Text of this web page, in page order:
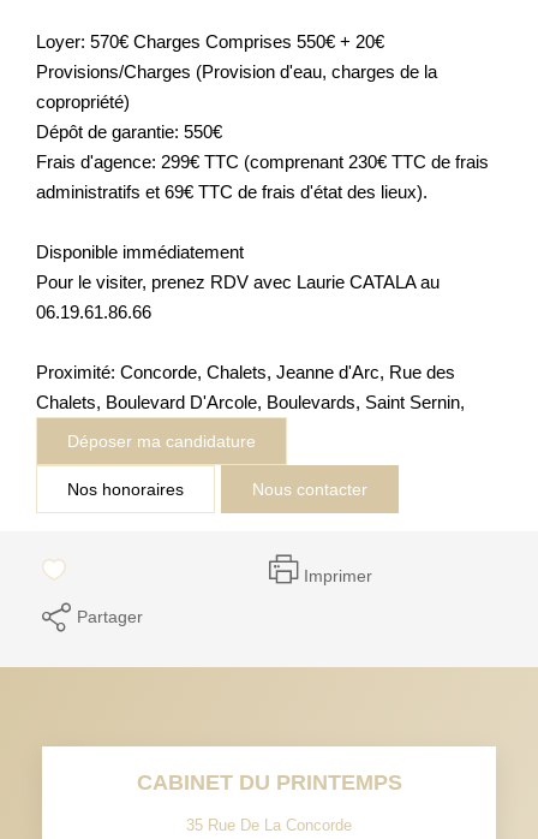
Loyer: 570€ Charges Comprises 550€ + 20€
Provisions/Charges (Provision d'eau, charges de la
copropriété)
Dépôt de garantie: 550€
Frais d'agence: 299€ TTC (comprenant 230€ TTC de frais
administratifs et 69€ TTC de frais d'état des lieux).
Disponible immédiatement
Pour le visiter, prenez RDV avec Laurie CATALA au
06.19.61.86.66
Proximité: Concorde, Chalets, Jeanne d'Arc, Rue des
Chalets, Boulevard D'Arcole, Boulevards, Saint Sernin,
Déposer ma candidature
Nos honoraires Nous contacter
Imprimer
Partager
CABINET DU PRINTEMPS
35 Rue De La Concorde